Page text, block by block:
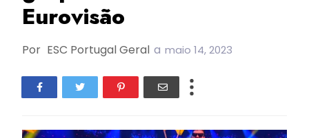
Eurovisão
Por ESC Portugal Geral a maio 14, 2023